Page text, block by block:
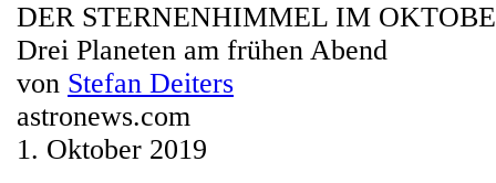
DER STERNENHIMMEL IM
Drei Planeten am frühen Abend
von Stefan Deiters
astronews.com
1. Oktober 2019